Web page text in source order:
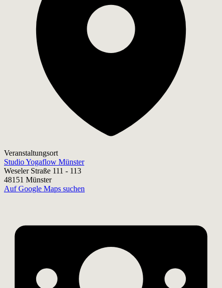
Veranstaltungsort
Studio Yogaflow Münster
Weseler Straße 111 - 113
48151 Münster
Auf Google Maps suchen